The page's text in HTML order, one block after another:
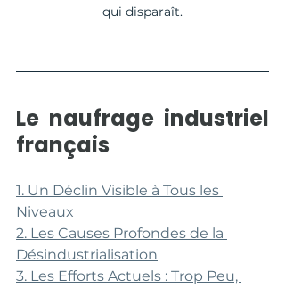
qui disparaît.
Le naufrage industriel
français
1. Un Déclin Visible à Tous les
Niveaux
2. Les Causes Profondes de la
Désindustrialisation
3. Les Efforts Actuels : Trop Peu,